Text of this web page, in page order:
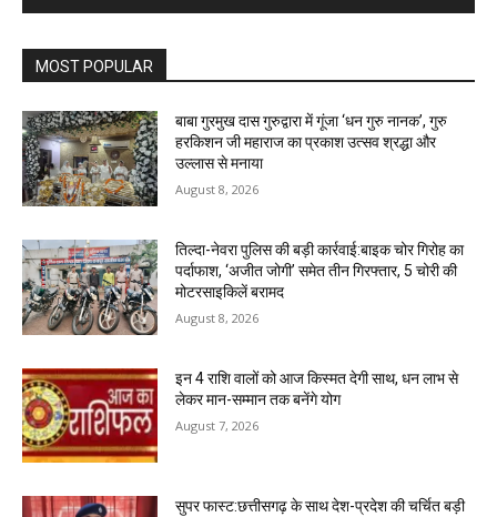
MOST POPULAR
बाबा गुरमुख दास गुरुद्वारा में गूंजा ‘धन गुरु नानक’, गुरु
हरकिशन जी महाराज का प्रकाश उत्सव श्रद्धा और
उल्लास से मनाया
August 8, 2026
तिल्दा-नेवरा पुलिस की बड़ी कार्रवाई:बाइक चोर गिरोह का
पर्दाफाश, ‘अजीत जोगी’ समेत तीन गिरफ्तार, 5 चोरी की
मोटरसाइकिलें बरामद
August 8, 2026
इन 4 राशि वालों को आज किस्मत देगी साथ, धन लाभ से
लेकर मान-सम्मान तक बनेंगे योग
August 7, 2026
सुपर फास्ट:छत्तीसगढ़ के साथ देश-प्रदेश की चर्चित बड़ी